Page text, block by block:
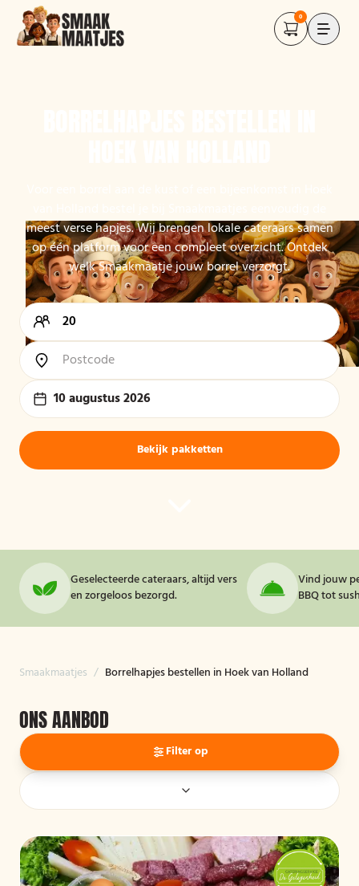
0
meest verse hapjes. Wij brengen lokale cateraars samen
op één platform voor een compleet overzicht. Ontdek
welk Smaakmaatje jouw borrel verzorgt.
10 augustus 2026
Bekijk pakketten
Geselecteerde cateraars, altijd vers
en zorgeloos bezorgd.
Vind jouw
BBQ tot
Smaakmaatjes / Borrelhapjes bestellen in Hoek van Holland
ONS AANBOD
Filter op